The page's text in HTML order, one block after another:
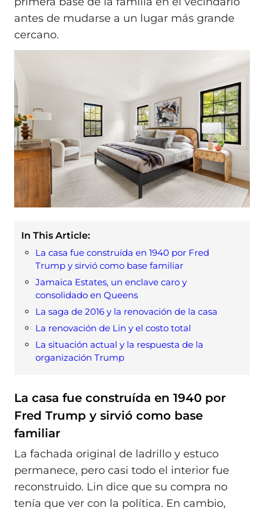
antes de mudarse a un lugar más grande
cercano.
In This Article:
La casa fue construída en 1940 por Fred
Trump y sirvió como base familiar
Jamaica Estates, un enclave caro y
consolidado en Queens
La saga de 2016 y la renovación de la casa
La renovación de Lin y el costo total
La situación actual y la respuesta de la
organización Trump
La casa fue construída en 1940 por
Fred Trump y sirvió como base
familiar
La fachada original de ladrillo y estuco
permanece, pero casi todo el interior fue
reconstruido. Lin dice que su compra no
tenía que ver con la política. En cambio,